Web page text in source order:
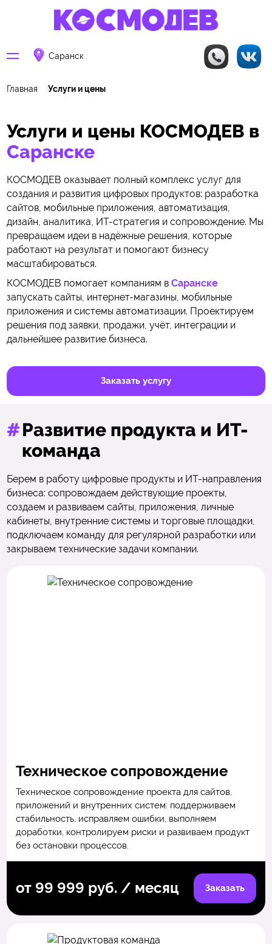
Саранск
Главная Услуги и цены
Услуги и цены КОСМОДЕВ в
Саранске
КОСМОДЕВ оказывает полный комплекс услуг для
создания и развития цифровых продуктов: разработка
сайтов, мобильные приложения, автоматизация,
дизайн, аналитика, ИТ-стратегия и сопровождение. Мы
превращаем идеи в надёжные решения, которые
работают на результат и помогают бизнесу
масштабироваться.
КОСМОДЕВ помогает компаниям в Саранске
запускать сайты, интернет-магазины, мобильные
приложения и системы автоматизации. Проектируем
решения под заявки, продажи, учёт, интеграции и
дальнейшее развитие бизнеса.
Заказать услугу
#Развитие продукта и ИТ-
команда
Берем в работу цифровые продукты и ИТ-направления
бизнеса: сопровождаем действующие проекты,
создаем и развиваем сайты, приложения, личные
кабинеты, внутренние системы и торговые площадки,
подключаем команду для регулярной разработки или
закрываем технические задачи компании.
Техническое сопровождение
Техническое сопровождение проекта для сайтов,
приложений и внутренних систем: поддерживаем
стабильность, исправляем ошибки, выполняем
доработки, контролируем риски и развиваем продукт
без остановки процессов.
от 99 999 руб. / месяц Заказать